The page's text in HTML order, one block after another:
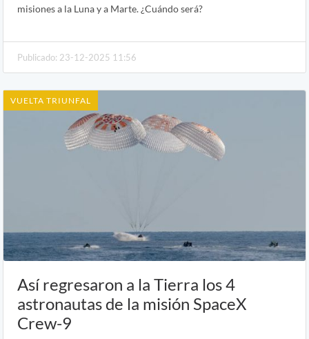
misiones a la Luna y a Marte. ¿Cuándo será?
Publicado: 23-12-2025 11:56
VUELTA TRIUNFAL
Así regresaron a la Tierra los 4
astronautas de la misión SpaceX
Crew-9